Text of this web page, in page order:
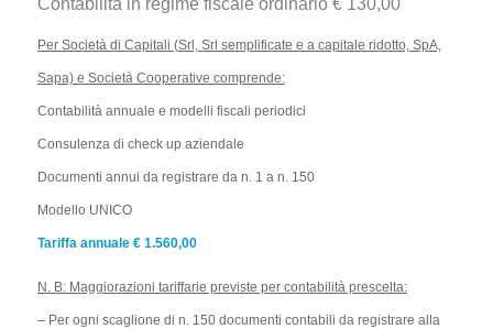
Per Società di Capitali (Srl, Srl semplificate e a capitale ridotto, SpA,
Sapa) e Società Cooperative comprende:
Contabilità annuale e modelli fiscali periodici
Consulenza di check up aziendale
Documenti annui da registrare da n. 1 a n. 150
Modello UNICO
Tariffa annuale € 1.560,00
N. B: Maggiorazioni tariffarie previste per contabilità prescelta:
– Per ogni scaglione di n. 150 documenti contabili da registrare alla